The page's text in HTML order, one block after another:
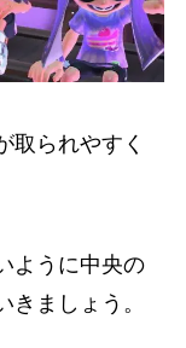
取られやすく
ように中央の
ましょう。